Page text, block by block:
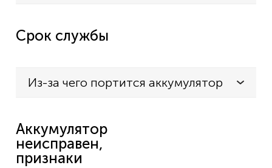
Срок службы
Из-за чего портится аккумулятор
Аккумулятор
неисправен,
признаки